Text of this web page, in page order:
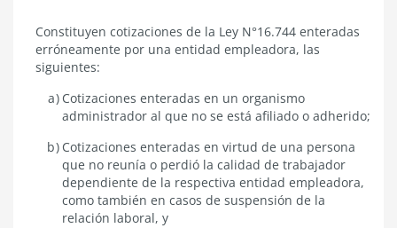
Cotización
enterada
erróneamente
por
empleadora
Constituyen cotizaciones de la Ley N°16.744 enteradas
erróneamente por una entidad empleadora, las
siguientes:
Cotizaciones enteradas en un organismo
administrador al que no se está afiliado o adherido;
Cotizaciones enteradas en virtud de una persona
que no reunía o perdió la calidad de trabajador
dependiente de la respectiva entidad empleadora,
como también en casos de suspensión de la
relación laboral, y